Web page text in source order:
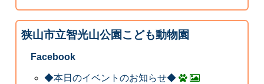
狭山市立智光山公園こども動物園
Facebook
◆本日のイベントのお知らせ◆